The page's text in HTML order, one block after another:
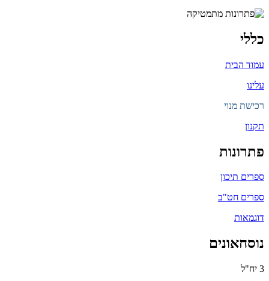
כללי
עמוד הבית
עלינו
רכישת מנוי
תקנון
פתרונות
ספרים תיכון
ספרים חט"ב
דוגמאות
נוסחאונים
3 יח"ל